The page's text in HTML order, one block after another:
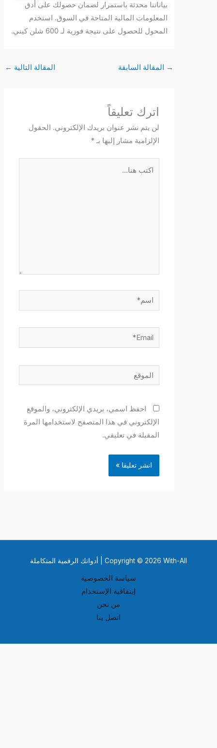
بياناتنا محدثة باستمرار لضمان حصولك على أدق
المعلومات المالية المتاحة في السوق. استخدم
المحول للحصول على نتيجة فورية لـ 600 شلن كيني.
المقالة السابقة المقالة التالية←
اترك تعليقاً
لن يتم نشر عنوان بريدك الإلكتروني. الحقول
الإلزامية مشار إليها بـ*
احفظ اسمي، بريدي الإلكتروني، والموقع
الإلكتروني في هذا المتصفح لاستخدامها المرة
المقبلة في تعليقي.
Copyright © 2026 With-All | أدواتك الرقمية المتكاملة
سياسة الخصوصية
إيتفاقية الإستخدام
من نحن
اتصل بنا